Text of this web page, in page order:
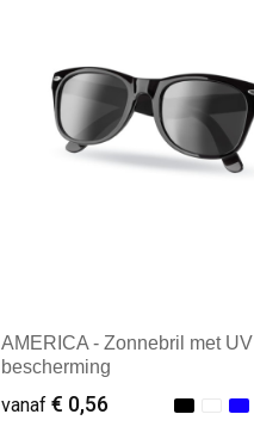
AMERICA - Zonnebril met UV
bescherming
vanaf € 0,56